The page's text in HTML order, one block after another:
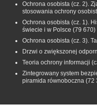
Ochrona osobista (cz. 2).
stosowania ochrony
Ochrona osobista (cz. 1).
świecie i w Polsce (79 670)
Ochrona osobista (cz. 3).
Drzwi o zwiększonej
Teoria ochrony informacji
Zintegrowany system
piramida równoboczna (72